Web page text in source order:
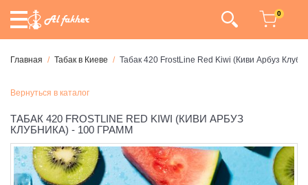
0
Главная Табак в Киеве Табак 420 FrostLine Red Kiwi (Киви Арбуз
Вернуться в каталог
ТАБАК 420 FROSTLINE RED KIWI (КИВИ АРБУЗ
КЛУБНИКА) - 100 ГРАММ